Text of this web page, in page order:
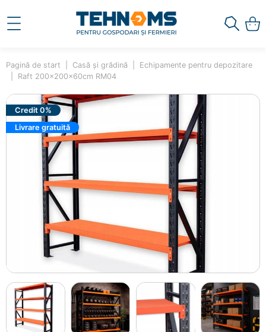
Pagină de start Casă și grădină
Echipamente pentru depozitare
Raft 200x200x60cm RM04
Credit 0%
Livrare gratuită
Ai adăugat în coș
Raft 200x200x60cm RM04
59101
3600.00 lei